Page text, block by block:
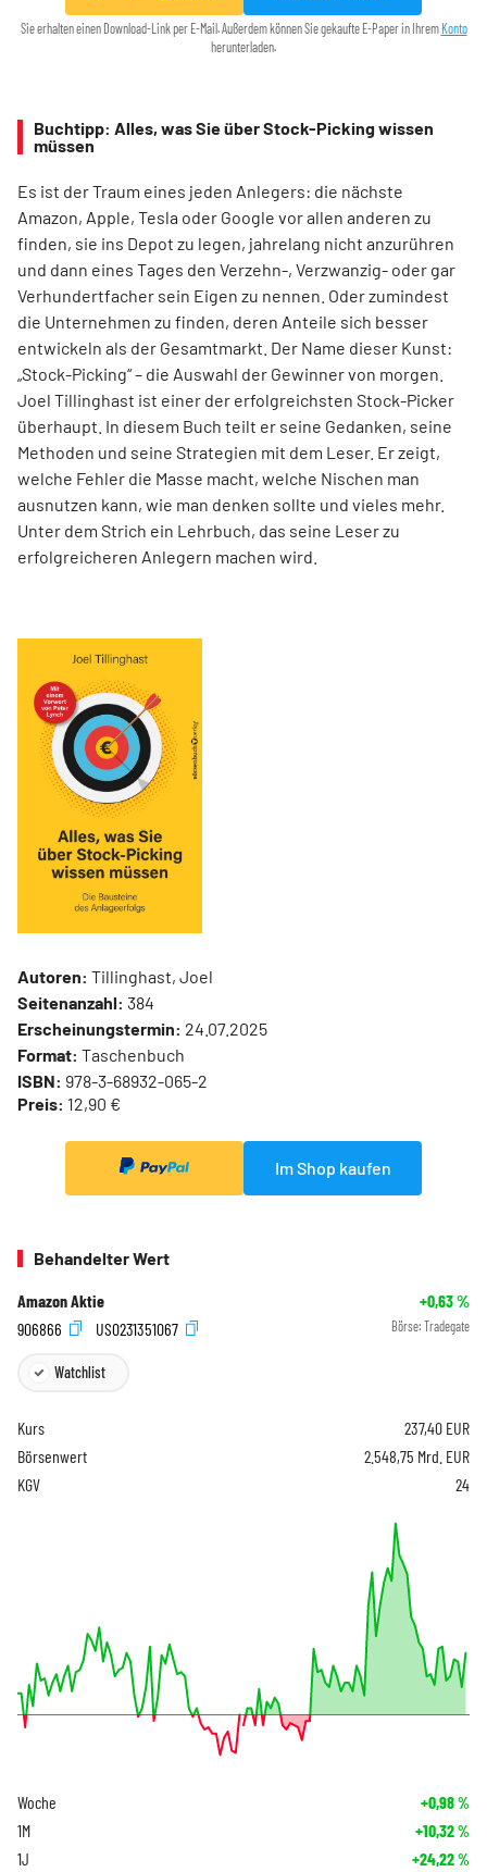
Sie erhalten einen Download-Link per E-Mail. Außerdem können Sie gekaufte E-Paper in Ihrem Konto
herunterladen.
Buchtipp: Alles, was Sie über Stock-Picking wissen
müssen
Es ist der Traum eines jeden Anlegers: die nächste
Amazon, Apple, Tesla oder Google vor allen anderen zu
finden, sie ins Depot zu legen, jahrelang nicht anzurühren
und dann eines Tages den Verzehn-, Verzwanzig- oder gar
Verhundertfacher sein Eigen zu nennen. Oder zumindest
die Unternehmen zu finden, deren Anteile sich besser
entwickeln als der Gesamtmarkt. Der Name dieser Kunst:
„Stock-Picking“ – die Auswahl der Gewinner von morgen.
Joel Tillinghast ist einer der erfolgreichsten Stock-Picker
überhaupt. In diesem Buch teilt er seine Gedanken, seine
Methoden und seine Strategien mit dem Leser. Er zeigt,
welche Fehler die Masse macht, welche Nischen man
ausnutzen kann, wie man denken sollte und vieles mehr.
Unter dem Strich ein Lehrbuch, das seine Leser zu
erfolgreicheren Anlegern machen wird.
Autoren: Tillinghast, Joel
Seitenanzahl: 384
Erscheinungstermin: 24.07.2025
Format: Taschenbuch
ISBN: 978-3-68932-065-2
Preis: 12,90 €
Im Shop kaufen
Behandelter Wert
Amazon Aktie +0,63%
906866
US0231351067 Börse: Tradegate
Watchlist
Kurs 237,40 EUR
Börsenwert
2.548,75 Mrd. EUR
KGV
24
Woche +0,98%
1M +10,32%
1J +24,22%